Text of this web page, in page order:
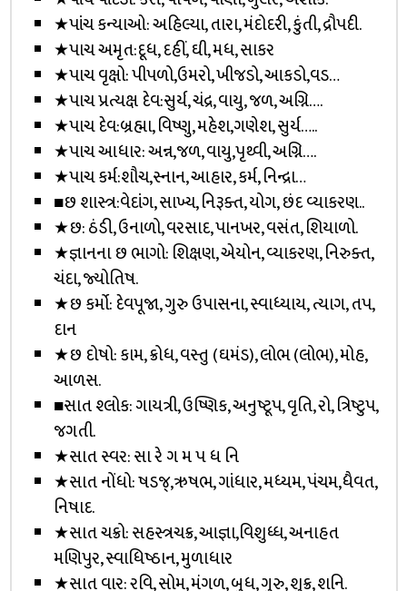
★પાંચ કન્યાઓ: અહિલ્યા, તારા, મંદોદરી, કુંતી, દ્રૌપદી.
★પાચ અમૃત:દૂધ, દહીં, ઘી, મધ, સાકર
★પાચ વૃક્ષો: પીપળો,ઉમરો, ખીજડો, આકડો,વડ…
★પાચ પ્રત્યક્ષ દેવ:સુર્ય, ચંદ્ર, વાયુ, જળ, અગ્નિ….
★પાચ દેવ:બ્રહ્મા, વિષ્ણુ, મહેશ,ગણેશ, સુર્ય…..
★પાચ આધાર: અન્ન,જળ, વાયુ,પૃથ્વી, અગ્નિ….
★પાચ કર્મ:શૌચ,સ્નાન, આહાર, કર્મ, નિન્દ્રા…
■છ શાસ્ત્ર:વેદાંગ, સાખ્ય, નિરૂક્ત, યોગ, છંદ વ્યાકરણ..
★છ: ઠંડી, ઉનાળો, વરસાદ, પાનખર, વસંત, શિયાળો.
★જ્ઞાનના છ ભાગો: શિક્ષણ, એયોન, વ્યાકરણ, નિરુક્ત,
ચંદા, જ્યોતિષ.
★છ કર્મો: દેવપૂજા, ગુરુ ઉપાસના, સ્વાધ્યાય, ત્યાગ, તપ,
દાન
★છ દોષો: કામ, ક્રોધ, વસ્તુ (ઘમંડ), લોભ (લોભ), મોહ,
આળસ.
■સાત શ્લોક: ગાયત્રી, ઉષ્ણિક, અનુષ્ટૂપ, વૃતિ, રો, ત્રિષ્ટુપ,
જગતી.
★સાત સ્વર: સા રે ગ મ પ ધ નિ
★સાત નોંધો: ષડજ્,ઋષભ, ગાંધાર, મધ્યમ, પંચમ,ધૈવત,
નિષાદ.
★સાત ચક્રો: સહસ્ત્રચક્ર, આજ્ઞા,વિશુધ્ધ, અનાહત
મણિપુર, સ્વાધિષ્ઠાન, મુળાધાર
★સાત વાર: રવિ, સોમ, મંગળ, બુધ, ગુરુ, શુક્ર, શનિ.